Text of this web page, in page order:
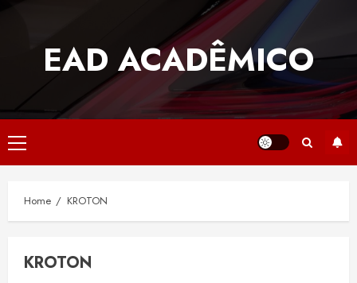
EAD ACADÊMICO
Primary
Menu
Home KROTON
KROTON